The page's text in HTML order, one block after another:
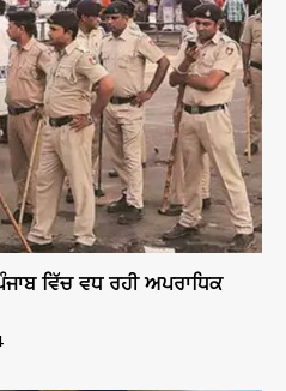
ਵਿੱਚ ਵਧ ਰਹੀ ਅਪਰਾਧਿਕ